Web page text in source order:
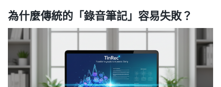
為什麼傳統的「錄音筆記」容易失敗？